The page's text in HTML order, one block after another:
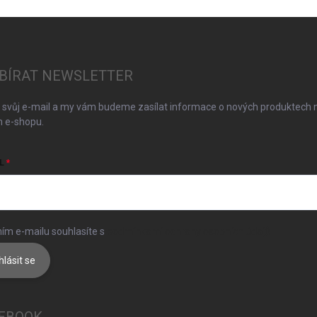
NEWSLETTER
svůj e-mail a my vám budeme zasílat informace o nových produktech
e-shopu.
e-mailu souhlasíte s
se